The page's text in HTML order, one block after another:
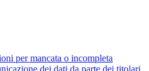
per mancata o incompleta